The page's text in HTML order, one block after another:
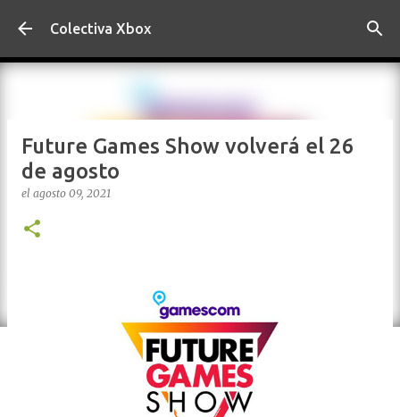
Ir al contenido principal
Colectiva Xbox
Future Games Show volverá el 26
de agosto
el agosto 09, 2021